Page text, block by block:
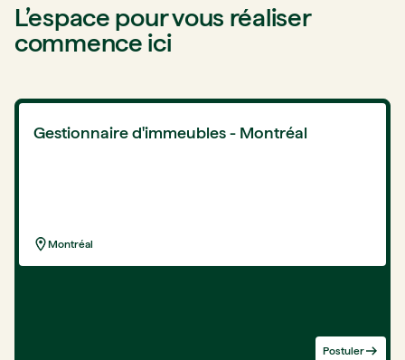
L’espace pour vous réaliser
commence ici
Gestionnaire d'immeubles - Montréal
Montréal
Postuler